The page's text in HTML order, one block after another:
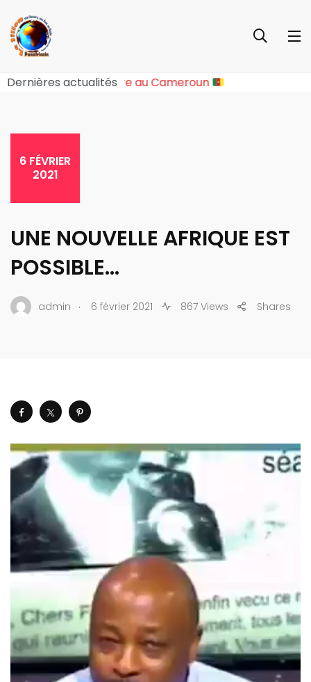
Dernières actualités
Sociopolitique Majeure au Cameroun
6 FÉVRIER
2021
UNE NOUVELLE AFRIQUE EST
POSSIBLE…
admin . 6 février 2021 867 Views Shares